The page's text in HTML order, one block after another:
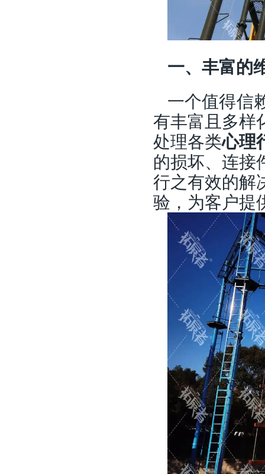
一、丰富的
一个值得信
有丰富且多样
处理各类心理
的损坏、连接
行之有效的解
验，为客户提